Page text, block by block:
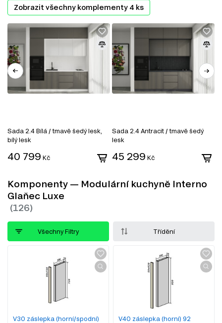
Zobrazit všechny komplementy 4 ks
Sada 2.4 Bílá / tmavě šedý lesk,
bílý lesk
40 799 Kč
Sada 2.4 Antracit / tmavě šedý
lesk
45 299 Kč
Komponenty — Modulární kuchyně Interno
Glaňec Luxe
Všechny Filtry Třídění
V30 záslepka (horní/spodní)
V40 záslepka (horní) 92